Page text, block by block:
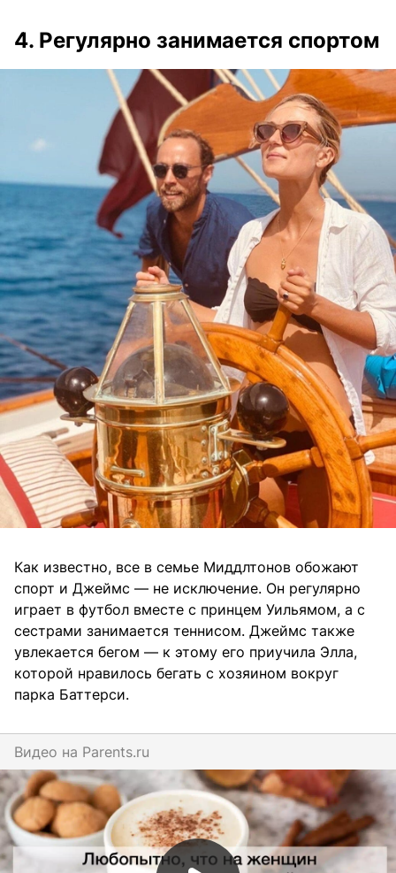
4. Регулярно занимается спортом
Как известно, все в семье Миддлтонов обожают
спорт и Джеймс — не исключение. Он регулярно
играет в футбол вместе с принцем Уильямом, а с
сестрами занимается теннисом. Джеймс также
увлекается бегом — к этому его приучила Элла,
которой нравилось бегать с хозяином вокруг
парка Баттерси.
Видео на parents.ru